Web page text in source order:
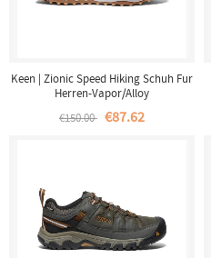
Keen | Zionic Speed Hiking Schuh Fur
Herren-Vapor/Alloy
€150.00 €87.62